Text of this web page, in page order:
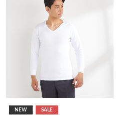
NEW SALE